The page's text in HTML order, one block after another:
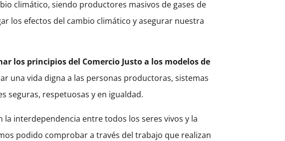
climático, siendo productores masivos de gases de
los efectos del cambio climático y asegurar nuestra
los principios del Comercio Justo a los modelos de
una vida digna a las personas productoras, sistemas
seguras, respetuosas y en igualdad.
interdependencia entre todos los seres vivos y la
podido comprobar a través del trabajo que realizan